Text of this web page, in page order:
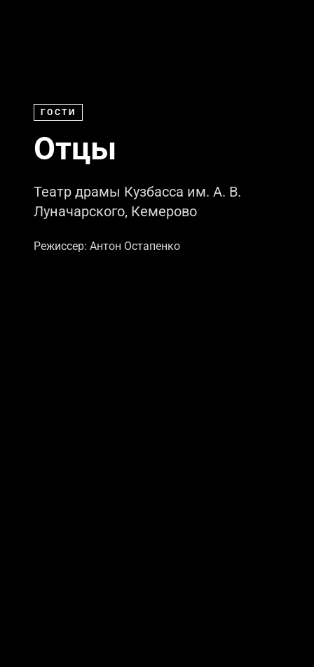
ГОСТИ
Отцы
Театр драмы Кузбасса им. А. В.
Луначарского, Кемерово
Режиссер: Антон Остапенко